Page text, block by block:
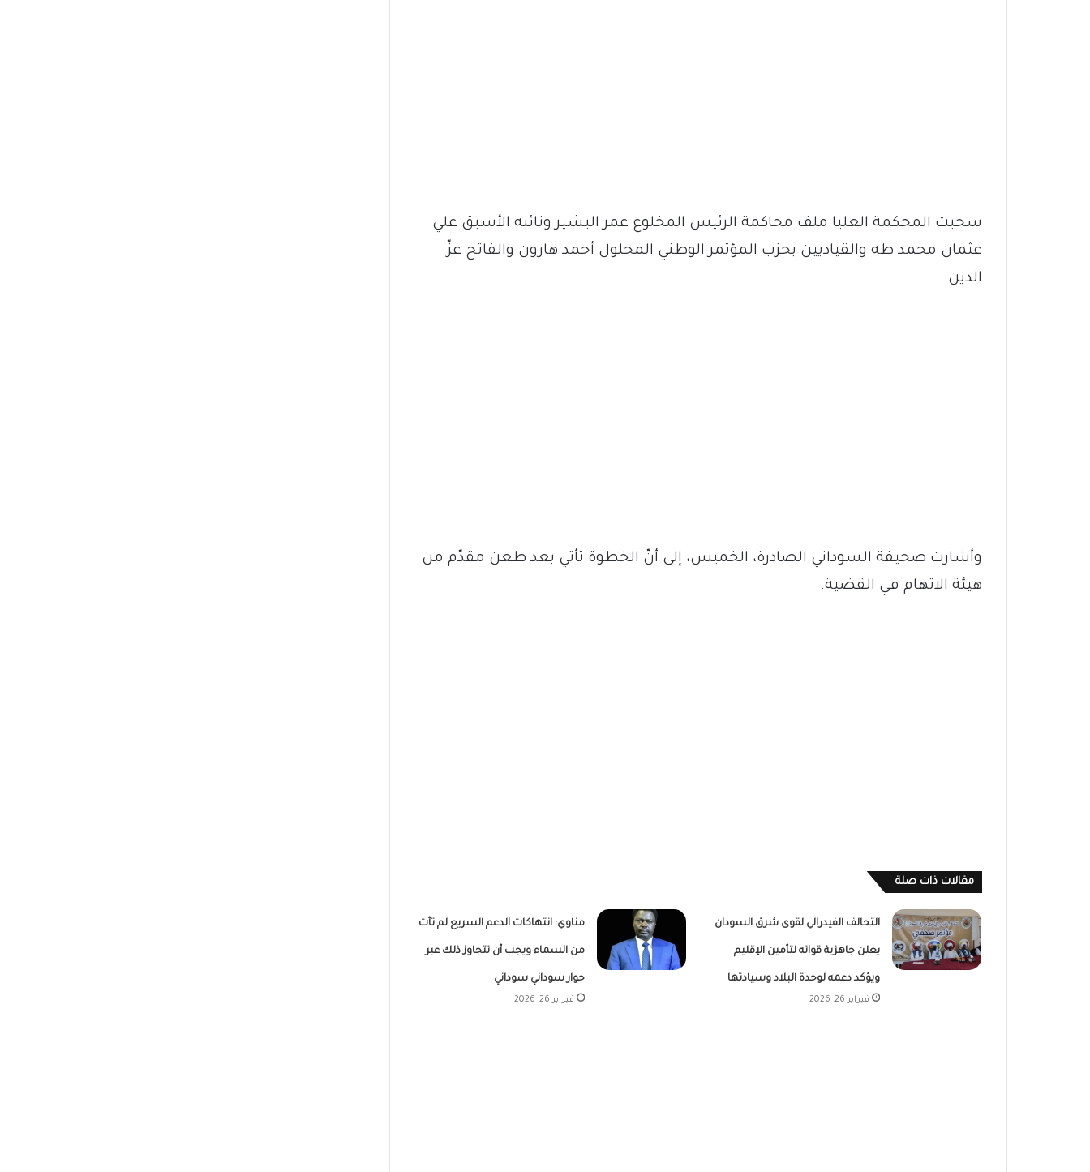
سحبت المحكمة العليا ملف محاكمة الرئيس المخلوع عمر البشير ونائبه الأسبق علي
عثمان محمد طه والقياديين بحزب المؤتمر الوطني المحلول أحمد هارون والفاتح عزّ
الدين.
وأشارت صحيفة السوداني الصادرة، الخميس، إلى أنّ الخطوة تأتي بعد طعن مقدّم من
هيئة الاتهام في القضية.
مقالات ذات صلة
التحالف الفيدرالي لقوى شرق السودان
يعلن جاهزية قواته لتأمين الإقليم
ويؤكد دعمه لوحدة البلاد وسيادتها
فبراير 26, 2026
مناوي: انتهاكات الدعم السريع لم تأت
من السماء ويجب أن تتجاوز ذلك عبر
حوار سوداني سوداني
فبراير 26, 2026